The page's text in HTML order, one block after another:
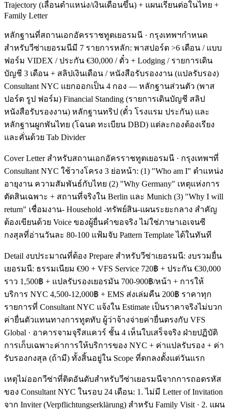
Trajectory (เลื่อนตำแหน่ง/เงินเดือนขึ้น) + แผนเรียนต่อในไทย +
Family Letter
หลักฐานที่สถานเอกอัครราชทูตเยอรมนี · กรุงเทพฯกำหนด
สำหรับวีซ่าเยอรมนีมี 7 รายการหลัก: พาสปอร์ต >6 เดือน / แบบ
ฟอร์ม VIDEX / ประกัน €30,000 / ตั๋ว + Lodging / รายการเดิน
บัญชี 3 เดือน + สลิปเงินเดือน / หนังสือรับรองงาน (แปลรับรอง)
Consultant NYC แยกออกเป็น 4 กอง — หลักฐานส่วนตัว (พาส
ปอร์ต รูป ฟอร์ม) Financial Standing (รายการเดินบัญชี สลิป
หนังสือรับรองงาน) หลักฐานทริป (ตั๋ว โรงแรม ประกัน) และ
หลักฐานผูกพันไทย (โฉนด ทะเบียน DBD) แต่ละกองต้องเรียง
และคั่นด้วย Tab Divider
Cover Letter สำหรับสถานเอกอัครราชทูตเยอรมนี · กรุงเทพฯที่
Consultant NYC ใช้วางโครง 3 ย่อหน้า: (1) "Who am I" ตำแหน่ง
อายุงาน ความสัมพันธ์กับไทย (2) "Why Germany" เหตุแห่งการ
ตัดสินเฉพาะ + สถานที่จริงใน Berlin และ Munich (3) "Why I will
return" เชื่อมงาน- Household -ทรัพย์สิน-แผนระยะกลาง สำคัญ
ต้องเขียนด้วย Voice ของผู้ยื่นคำขอจริง ไม่ใช่ภาษาเอเจนซี
กงสุลที่อ่านวันละ 80-100 แฟ้มจับ Pattern Template ได้ในทันที
Detail งบประมาณที่ต้อง Prepare สำหรับวีซ่าเยอรมนี: งบรวมยื่น
เยอรมนี: ธรรมเนียม €90 + VFS Service 720฿ + ประกัน €30,000
ราว 1,500฿ + แปลรับรองเยอรมัน 700-900฿/หน้า + การให้
บริการ NYC 4,500-12,000฿ + EMS ส่งเล่มคืน 200฿ ราคาทุก
รายการที่ Consultant NYC แจ้งใน Estimate เป็นราคาจริงไม่บวก
ค่ายื่นตัวแทนทางการทูตทับ ผู้ว่าจ้างจ่ายค่ายื่นตรงกับ VFS
Global · อาคารจามจุรีสแควร์ ชั้น 4 เห็นใบเสร็จจริง ฝ่ายปฏิบัติ
การเก็บเฉพาะค่าการให้บริการของ NYC + ค่าแปลรับรอง + ค่า
รับรองกงสุล (ถ้ามี) ทั้งสิ้นอยู่ใน Scope ที่ตกลงตั้งแต่วันแรก
เหตุไม่ออกวีซ่าที่ติดอันดับสำหรับวีซ่าเยอรมนีจากการถอดรหัส
ของ Consultant NYC ในรอบ 24 เดือน: 1. ไม่มี Letter of Invitation
จาก Inviter (Verpflichtungserklärung) สำหรับ Family Visit · 2. แผน